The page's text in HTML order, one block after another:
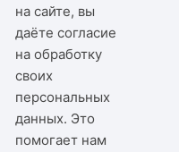
на сайте, вы
даёте согласие
на обработку
своих
персональных
данных. Это
помогает нам